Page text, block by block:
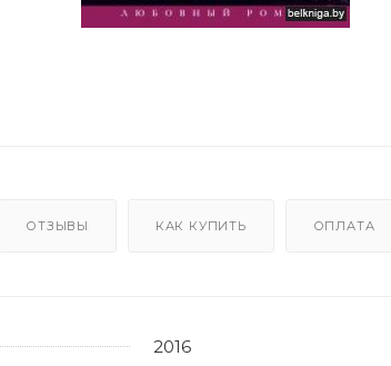
ОТЗЫВЫ КАК КУПИТЬ ОПЛАТА
2016